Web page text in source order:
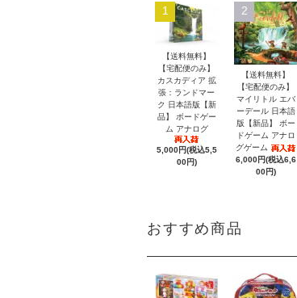
1
【送料無料】
【宅配便のみ】
カスカディア 拡
張：ランドマー
ク 日本語版【新
品】 ボードゲー
ム アナログ
5,000円(税込5,5
00円)
2
【送料無料】
【宅配便のみ】
マイリトル エバ
ーデール 日本語
版【新品】 ボー
ドゲーム アナロ
グゲーム
6,000円(税込6,6
00円)
おすすめ商品